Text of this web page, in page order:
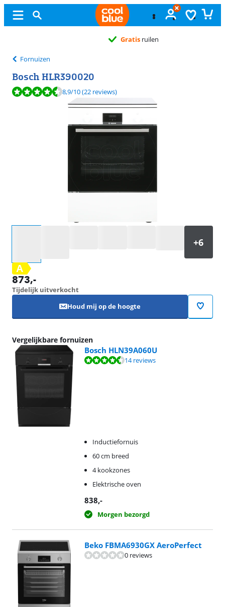
Gratisruilen
Fornuizen
Bosch HLR390020
Beoordeling is 8,9 van de 10, gebaseerd op 22 reviews.
8,9/10(22 reviews)
A
873,-
Tijdelijk uitverkocht
Houd mij op de hoogte
Vergelijkbare fornuizen
Bosch HLN39A060U
Beoordeling is 9,1 van de 10, gebaseerd op 14 reviews.
14 reviews
Inductiefornuis
60 cm breed
4 kookzones
Elektrische oven
838,-
Morgen bezorgd
Beko FBMA6930GX AeroPerfect
0 reviews